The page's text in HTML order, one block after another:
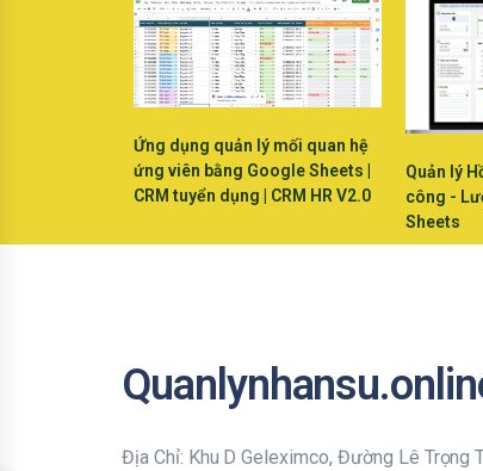
Ứng dụng quản lý mối quan hệ
ứng viên bằng Google Sheets |
CRM tuyển dụng | CRM HR V2.0
Quản lý
công -
Sheets
Địa Chỉ: Khu D Geleximco, Đường Lê Trọng